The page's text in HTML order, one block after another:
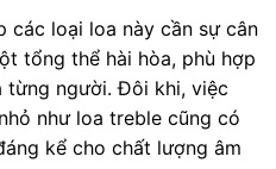
các loại loa này cần sự cân
tổng thể hài hòa, phù hợp
từng người. Đôi khi, việc
như loa treble cũng có
kể cho chất lượng âm